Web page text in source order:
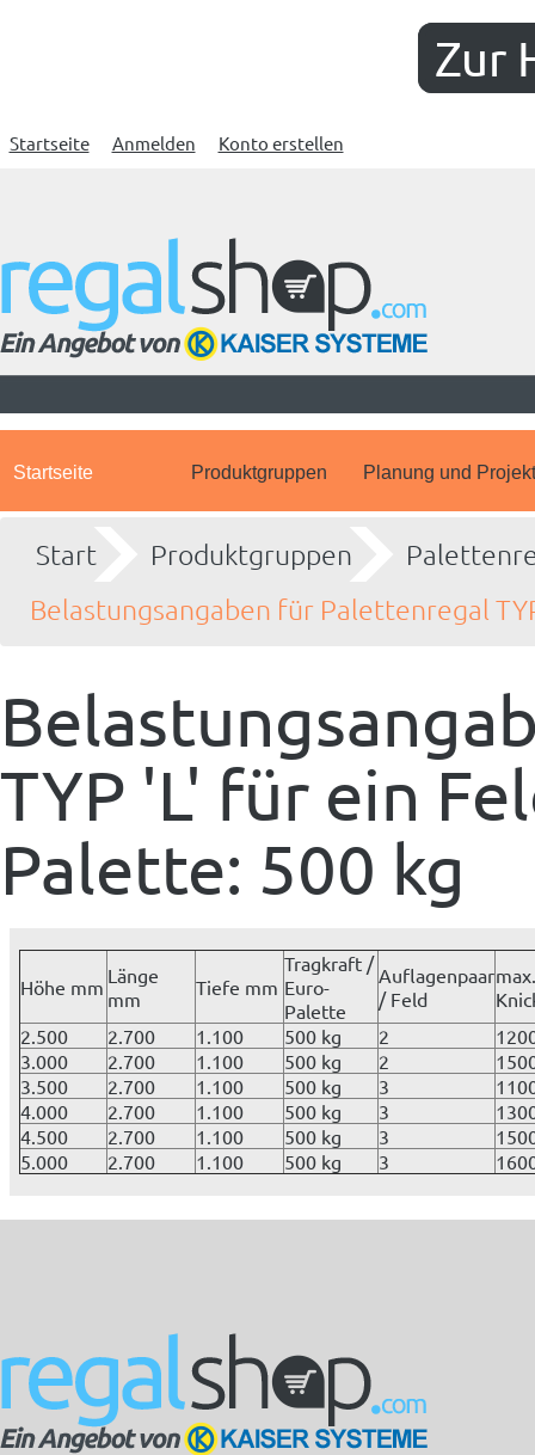
Zur
Startseite Anmelden Konto erstellen
Startseite Produktgruppen Planung und
Start Produktgruppen
Belastungsangaben für Palettenregal
TYP 'L' für ein
Palette: 500 kg
Höhe mm Länge
mm
Tiefe mm
Tragkraft /
Euro-
Palette
Auflagenpaar
/ Feld
max.
2.500
2.700 1.100 500 kg 2
3.000
2.700 1.100 500 kg 2
3.500
2.700 1.100 500 kg 3
4.000
2.700 1.100 500 kg 3
4.500
2.700 1.100 500 kg 3
5.000
2.700 1.100 500 kg 3